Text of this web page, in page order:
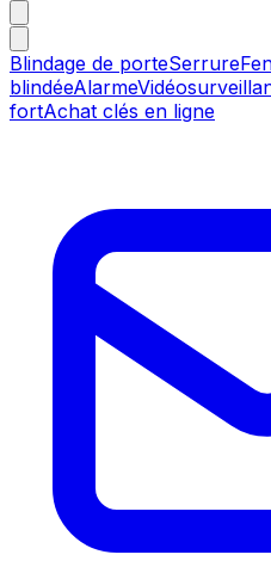
Blindage de porteSerrure
blindéeAlarme
fortAchat clés en ligne